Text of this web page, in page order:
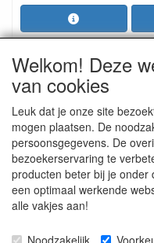
ALGEMENE
RETOURZENDING
GOEDEREN RUILEN
Welkom! Deze
van cookies
Leuk dat je onze site
mogen plaatsen. De
persoonsgegevens. De
bezoekerservaring te
producten beter bij je
een optimaal werkende
alle vakjes aan!
Noodzakelijk